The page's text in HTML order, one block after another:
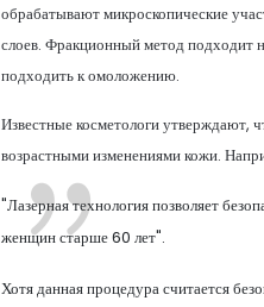
обрабатывают микроскопические
слоев. Фракционный метод подходит
подходить к омоложению.
Известные косметологи утверждают,
возрастными изменениями кожи.
"Лазерная технология позволяет
женщин старше 60 лет".
Хотя данная процедура считается